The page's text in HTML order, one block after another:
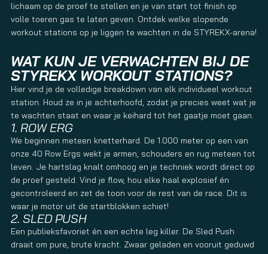
lichaam op de proef te stellen en je van start tot finish op
volle toeren gas te laten geven. Ontdek welke slopende
workout stations op je liggen te wachten in de STYREKX-arena!
WAT KUN JE VERWACHTEN BIJ DE
STYREKX WORKOUT STATIONS?
Hier vind je de volledige breakdown van elk individueel workout
station. Houd ze in je achterhoofd, zodat je precies weet wat je
te wachten staat en waar je keihard tot het gaatje moet gaan.
1. ROW ERG
We beginnen meteen knetterhard. De 1.000 meter op een van
onze 40 Row Ergs wekt je armen, schouders en rug meteen tot
leven. Je hartslag knalt omhoog en je techniek wordt direct op
de proef gesteld. Vind je flow, hou elke haal explosief én
gecontroleerd en zet de toon voor de rest van de race. Dit is
waar je motor uit de startblokken schiet!
2. SLED PUSH
Een publieksfavoriet én een echte leg killer. De Sled Push
draait om pure, brute kracht. Zwaar geladen en vooruit geduwd